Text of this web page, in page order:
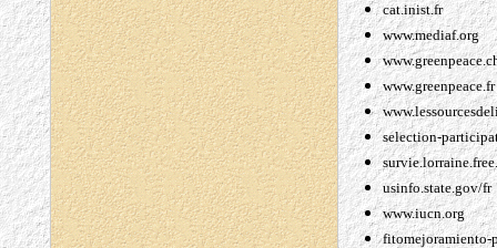
cat.inist.fr
www.mediaf.org
www.greenpeace.fr
selection-
usinfo.state.gov/fr
www.iucn.org
fitomejoramiento-